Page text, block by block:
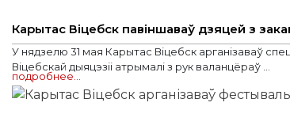
Карытас Віцебск павіншаваў дзяцей з
У нядзелю 31 мая Карытас Віцебск арганізаваў
Віцебскай дыяцэзіі атрымалі з рук валанцёраў ...
подробнее…